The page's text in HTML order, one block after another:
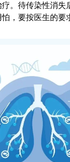
。待传染性消
，要按医生的